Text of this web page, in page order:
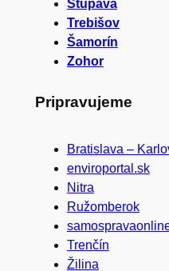
Stupava
Trebišov
Šamorín
Zohor
Pripravujeme
Bratislava –
enviroportal.sk
Nitra
Ružomberok
Trenčín
Žilina